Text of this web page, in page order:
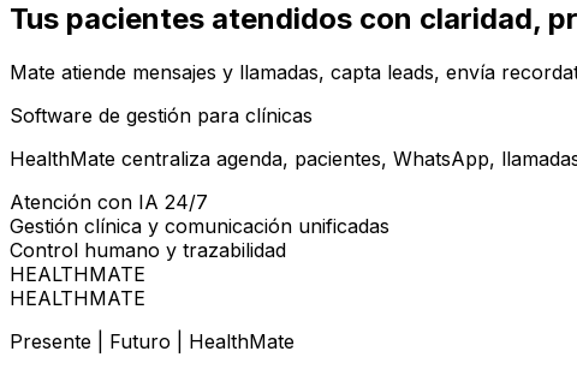
Tus pacientes atendidos con claridad,
Mate atiende mensajes y llamadas, capta leads, envía
Software de gestión para clínicas
HealthMate centraliza agenda, pacientes, WhatsApp,
Atención con IA 24/7
Gestión clínica y comunicación unificadas
Control humano y trazabilidad
HEALTHMATE
HEALTHMATE
Presente | Futuro | HealthMate